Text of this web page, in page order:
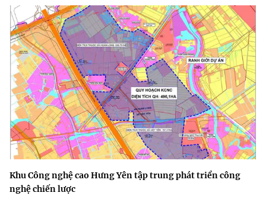
Khu Công nghệ cao Hưng Yên tập trung phát triển công
nghệ chiến lược